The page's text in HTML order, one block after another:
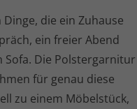
die ein Zuhause
ein freier Abend
Die Polster­garnitur
für genau diese
zu einem Möbelstück,